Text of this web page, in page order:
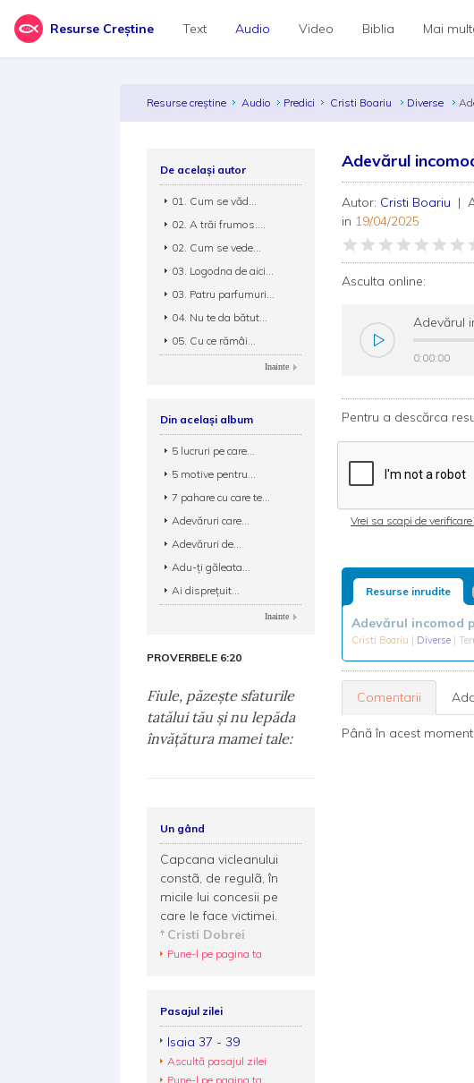
Resurse Creștine Text Audio Video Biblia Mai
Resurse creștine Audio Predici Cristi Boariu Diverse
Adevărul
Autor: Cristi Boariu |
in 19/04/2025
Asculta online:
Adevărul
0:00:00
0:00:00
Pentru a descărca
Vrei sa scapi de
Resurse inrudite
Adevărul incomod
Cristi Boariu | Diverse |
Comentarii
Până în acest
De același autor
01. Cum se văd...
02. A trăi frumos....
02. Cum se vede...
03. Logodna de aici...
03. Patru parfumuri...
04. Nu te da bătut...
05. Cu ce rămâi...
Inainte
Din același album
5 lucruri pe care...
5 motive pentru...
7 pahare cu care te...
Adevăruri care...
Adevăruri de...
Adu-ți găleata...
Ai disprețuit...
Inainte
PROVERBELE 6:20
Fiule, păzeşte sfaturile
tatălui tău şi nu lepăda
învăţătura mamei tale:
Un gând
Capcana vicleanului
constã, de regulã, în
micile lui concesii pe
care le face victimei.
Cristi Dobrei
Pune-l pe pagina ta
Pasajul zilei
Isaia 37 - 39
Ascultă pasajul zilei
Pune-l pe pagina ta